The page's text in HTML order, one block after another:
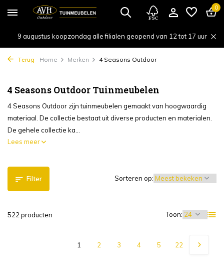
0
9 augustus koopzondag alle filialen geopend van 12 tot 17 uur
Terug Home Merken 4 Seasons Outdoor
4 Seasons Outdoor Tuinmeubelen
4 Seasons Outdoor zijn tuinmeubelen gemaakt van hoogwaardig
materiaal. De collectie bestaat uit diverse producten en materialen.
De gehele collectie ka...
Lees meer
Filter
522 producten Toon:
Sorteren op:
1 2 3 4 5 22